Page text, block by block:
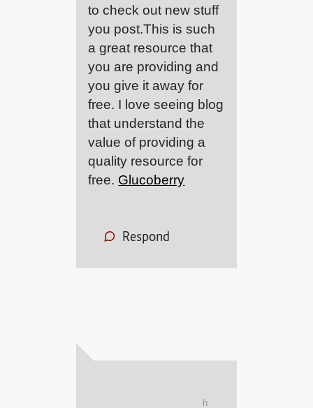
to check out new stuff
you post.This is such
a great resource that
you are providing and
you give it away for
free. I love seeing blog
that understand the
value of providing a
quality resource for
free. Glucoberry
Respond
h